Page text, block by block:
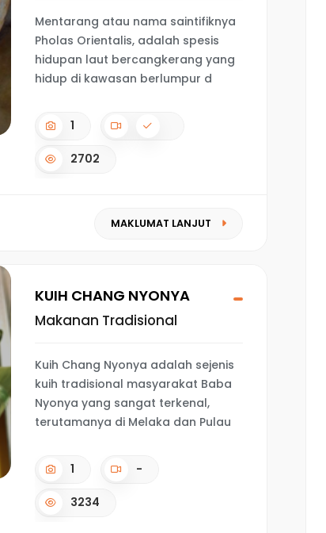
Mentarang atau nama saintifiknya
Pholas Orientalis, adalah spesis
hidupan laut bercangkerang yang
hidup di kawasan berlumpur d
1
2702
MAKLUMAT LANJUT
KUIH CHANG NYONYA
Makanan Tradisional
Kuih Chang Nyonya adalah sejenis
kuih tradisional masyarakat Baba
Nyonya yang sangat terkenal,
terutamanya di Melaka dan Pulau
1 -
3234